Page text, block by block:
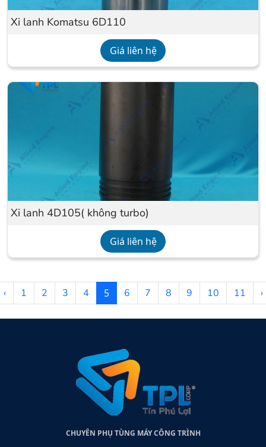
Xi lanh Komatsu 6D110
Giá liên hệ
Xi lanh 4D105( không turbo)
Giá liên hệ
‹ 1 2 3 4 5 6 7 8 9 10 11 ›
CHUYÊN PHỤ TÙNG MÁY CÔNG TRÌNH